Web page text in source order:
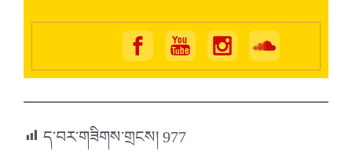
ད་བར་གཟིགས་གྲངས།977